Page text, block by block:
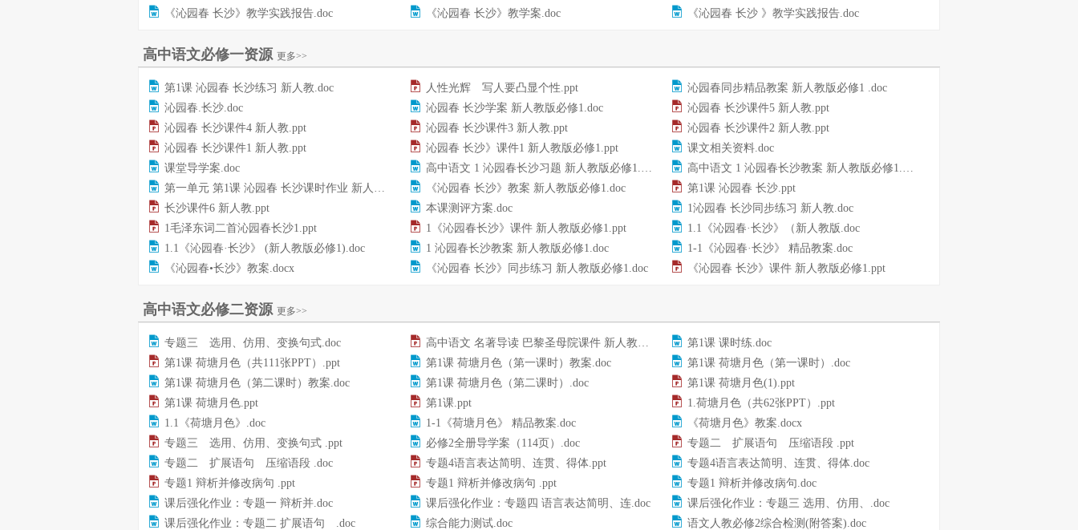
《沁园春 长沙》教学实践报告.doc
《沁园春 长沙》教学案.doc 《沁园春 长沙 》教学实践报告.doc
高中语文必修一资源 更多>>
第1课 沁园春 长沙练习 新人教.doc 人性光辉 写人要凸显个性.ppt
沁园春同步精品教案 新人教版必修1 .doc
沁园春.长沙.doc
沁园春 长沙学案 新人教版必修1.doc
沁园春 长沙课件5 新人教.ppt
沁园春 长沙课件4 新人教.ppt
沁园春 长沙课件3 新人教.ppt
沁园春 长沙课件2 新人教.ppt
沁园春 长沙课件1 新人教.ppt
沁园春 长沙》课件1 新人教版必修1.ppt
课文相关资料.doc
课堂导学案.doc
高中语文 1 沁园春长沙习题 新人教版必修1.doc
高中语文 1 沁园春长沙教案 新人教版必修1.doc
第一单元 第1课 沁园春 长沙课时作业 新人教.doc
《沁园春 长沙》教案 新人教版必修1.doc
第1课 沁园春 长沙.ppt
长沙课件6 新人教.ppt
本课测评方案.doc
1沁园春 长沙同步练习 新人教.doc
1毛泽东词二首沁园春长沙1.ppt
1《沁园春长沙》课件 新人教版必修1.ppt
1.1《沁园春·长沙》（新人教版.doc
1.1《沁园春·长沙》 (新人教版必修1).doc
1 沁园春长沙教案 新人教版必修1.doc
1-1《沁园春·长沙》 精品教案.doc
《沁园春•长沙》教案.docx
《沁园春 长沙》同步练习 新人教版必修1.doc 《沁园春 长沙》课件 新人教版必修1.ppt
高中语文必修二资源 更多>>
专题三 选用、仿用、变换句式.doc 高中语文 名著导读 巴黎圣母院课件 新人教版必修2.ppt
第1课 课时练.doc
第1课 荷塘月色（共111张PPT）.ppt
第1课 荷塘月色（第一课时）教案.doc
第1课 荷塘月色（第一课时）.doc
第1课 荷塘月色（第二课时）教案.doc
第1课 荷塘月色（第二课时）.doc
第1课 荷塘月色(1).ppt
第1课 荷塘月色.ppt
第1课.ppt
1.荷塘月色（共62张PPT）.ppt
1.1《荷塘月色》.doc
1-1《荷塘月色》 精品教案.doc
《荷塘月色》教案.docx
专题三 选用、仿用、变换句式 .ppt
必修2全册导学案（114页）.doc
专题二 扩展语句 压缩语段 .ppt
专题二 扩展语句 压缩语段 .doc
专题4语言表达简明、连贯、得体.ppt
专题4语言表达简明、连贯、得体.doc
专题1 辩析并修改病句 .ppt
专题1 辩析并修改病句 .ppt
专题1 辩析并修改病句.doc
课后强化作业：专题一 辩析并.doc
课后强化作业：专题四 语言表达简明、连.doc
课后强化作业：专题三 选用、仿用、.doc
课后强化作业：专题二 扩展语句 .doc
综合能力测试.doc 语文人教必修2综合检测(附答案).doc